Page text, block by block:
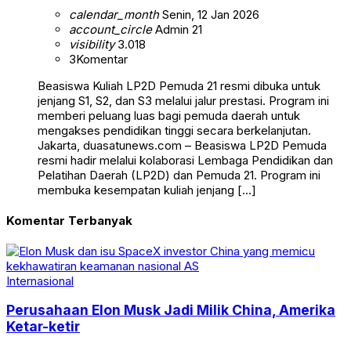
calendar_monthSenin, 12 Jan 2026
account_circleAdmin 21
visibility3.018
3Komentar
Beasiswa Kuliah LP2D Pemuda 21 resmi dibuka untuk
jenjang S1, S2, dan S3 melalui jalur prestasi. Program ini
memberi peluang luas bagi pemuda daerah untuk
mengakses pendidikan tinggi secara berkelanjutan.
Jakarta, duasatunews.com – Beasiswa LP2D Pemuda
resmi hadir melalui kolaborasi Lembaga Pendidikan dan
Pelatihan Daerah (LP2D) dan Pemuda 21. Program ini
membuka kesempatan kuliah jenjang […]
Komentar Terbanyak
Internasional
Perusahaan Elon Musk Jadi Milik China, Amerika
Ketar-ketir